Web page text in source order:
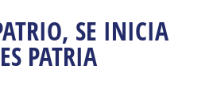
SE INICIA
PATRIA